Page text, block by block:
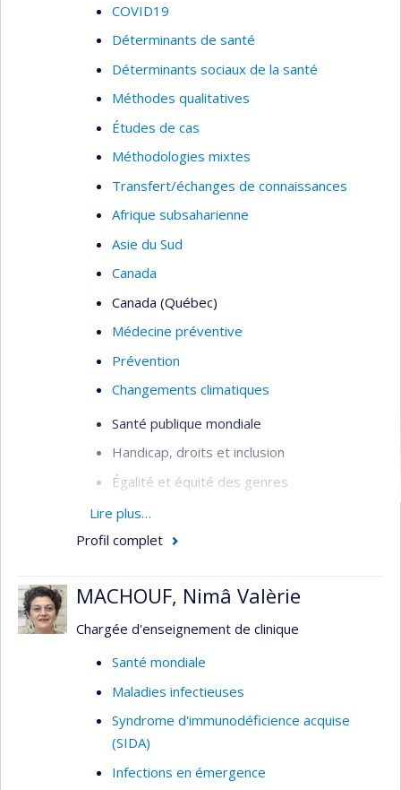
COVID19
Déterminants de santé
Déterminants sociaux de la santé
Méthodes qualitatives
Études de cas
Méthodologies mixtes
Transfert/échanges de connaissances
Afrique subsaharienne
Asie du Sud
Canada
Canada (Québec)
Médecine préventive
Prévention
Changements climatiques
Santé publique mondiale
Handicap, droits et inclusion
Égalité et équité des genres
Intersectionnalité
Analyse intersectionnelle des politiques
Équité et justice sociale
Santé sexuelle et reproductive
Systèmes de santé
Santé des populations vulnérables et
Lire plus…
Profil complet
MACHOUF, Nimâ Valèrie
Chargée d'enseignement de clinique
Santé mondiale
Maladies infectieuses
Syndrome d'immunodéficience acquise
(SIDA)
Infections en émergence